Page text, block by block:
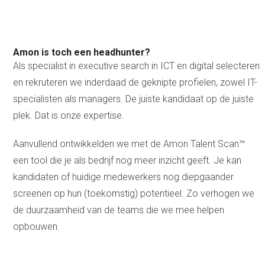
Amon is toch een headhunter?
Als specialist in executive search in ICT en digital selecteren
en rekruteren we inderdaad de geknipte profielen, zowel IT-
specialisten als managers. De juiste kandidaat op de juiste
plek. Dat is onze expertise.
Aanvullend ontwikkelden we met de Amon Talent Scan™
een tool die je als bedrijf nog meer inzicht geeft. Je kan
kandidaten of huidige medewerkers nog diepgaander
screenen op hun (toekomstig) potentieel. Zo verhogen we
de duurzaamheid van de teams die we mee helpen
opbouwen.